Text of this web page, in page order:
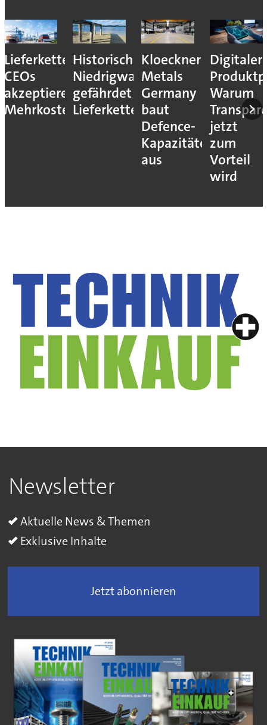
Lieferkettenresilienz:
CEOs
akzeptieren
Mehrkosten
Historisches
Niedrigwasser
gefährdet
Lieferketten
Kloeckner
Metals
Germany
baut
Defence-
Kapazitäten
aus
Digitaler
Warum
jetzt
zum
Vorteil
wird
Newsletter
Aktuelle News & Themen
Exklusive Inhalte
Jetzt abonnieren